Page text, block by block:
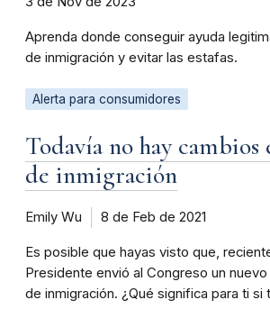
Aprenda donde conseguir ayuda
de inmigración y evitar las estafas.
Alerta para consumidores
Todavía no hay cambios
de inmigración
Emily Wu 8 de Feb de 2021
Es posible que hayas visto que,
Presidente envió al Congreso un
de inmigración. ¿Qué significa para ti si